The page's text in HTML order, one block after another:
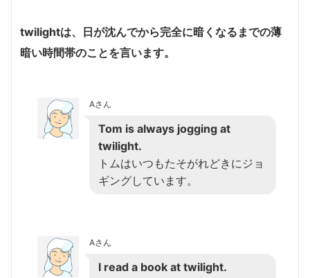
twilightは、日が沈んでから完全に暗くなるまでの薄
暗い時間帯のことを言います。
Aさん
Tom is always jogging at
twilight.
トムはいつもたそがれどきにジョ
ギングしています。
Aさん
I read a book at twilight.